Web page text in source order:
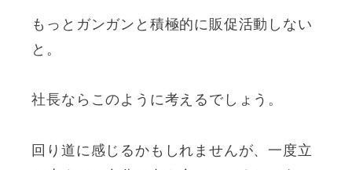
もっとガンガンと積極的に販促活動しない
と。
社長ならこのように考えるでしょう。
回り道に感じるかもしれませんが、一度立